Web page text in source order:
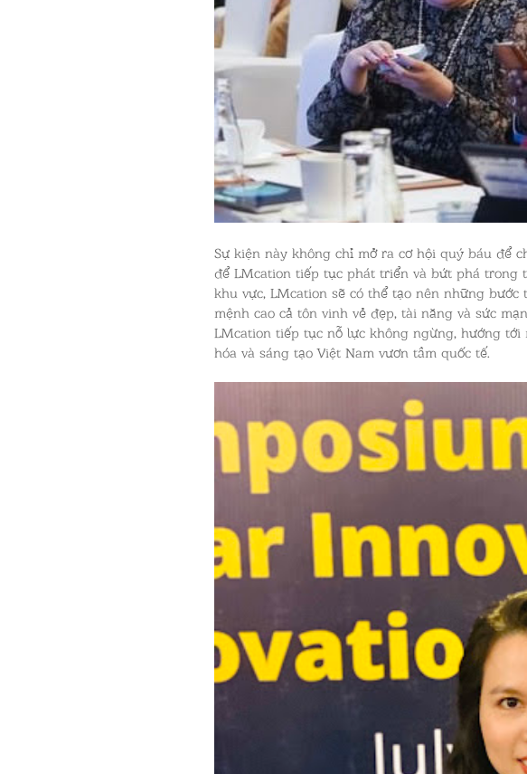
Sự kiện này không chỉ mở ra cơ hội quý báu để
để LMcation tiếp tục phát triển và bứt phá trong
khu vực, LMcation sẽ có thể tạo nên những
mệnh cao cả tôn vinh vẻ đẹp, tài năng và sức
LMcation tiếp tục nỗ lực không ngừng, hướng
hóa và sáng tạo Việt Nam vươn tầm quốc tế.